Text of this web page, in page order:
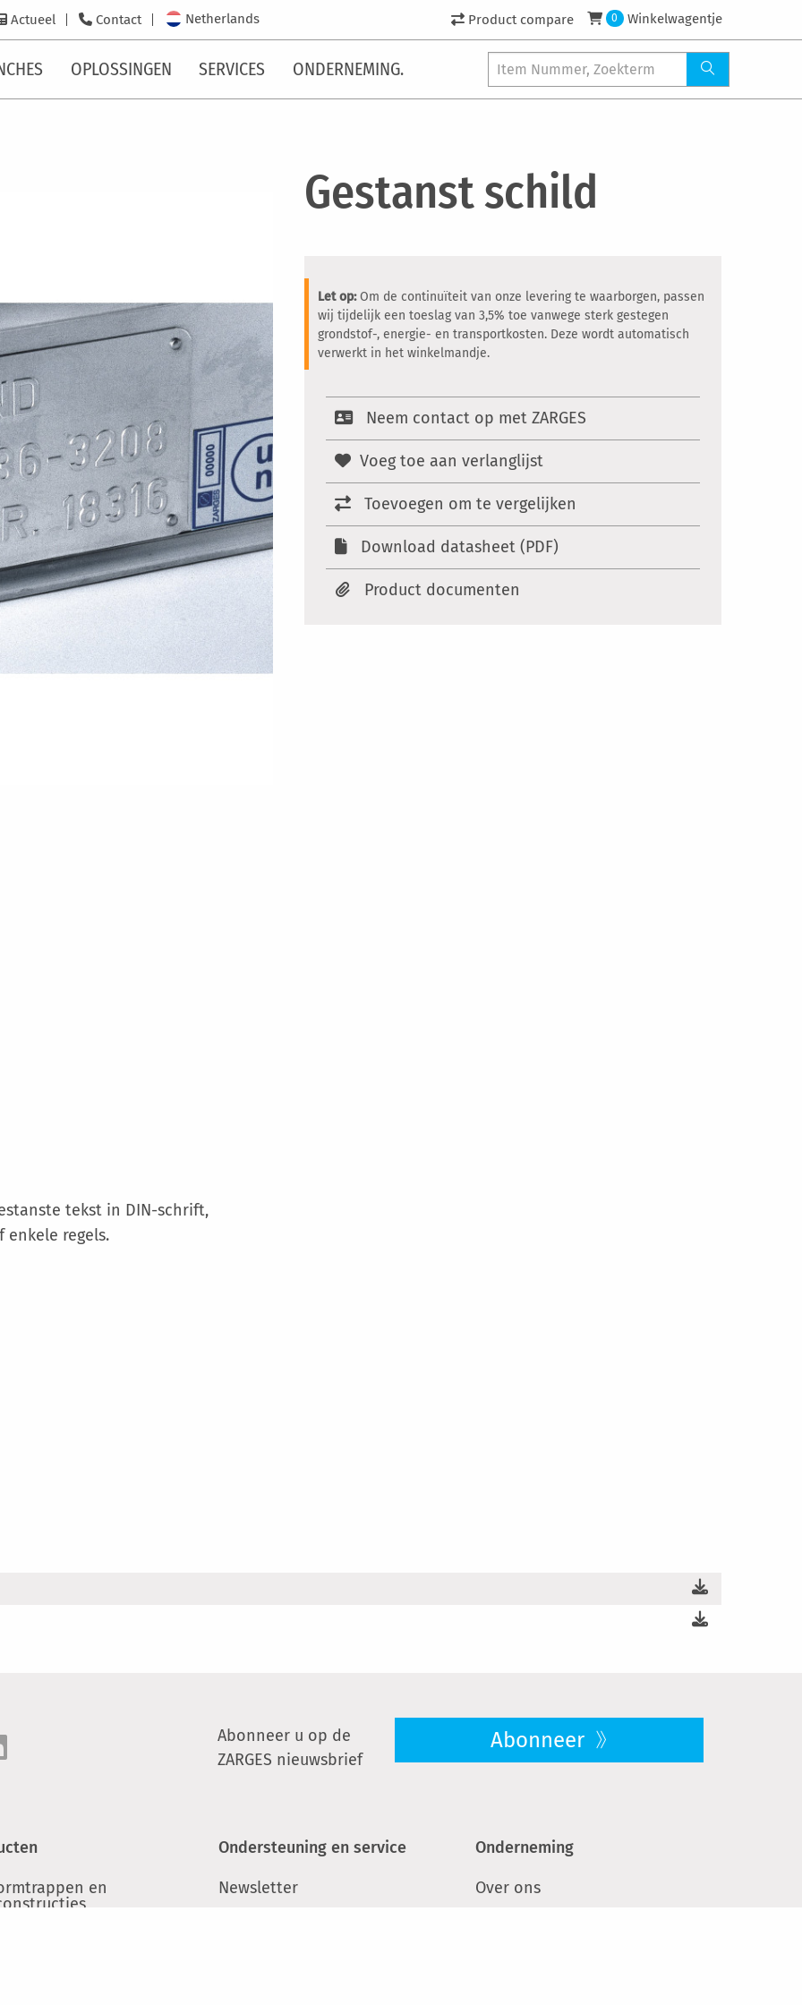
Actueel Contact Netherlands Product compare 0 Winkelwagentje
OPLOSSINGEN SERVICES ONDERNEMING.
Gestanst schild
Let op:Om de continuïteit van onze levering te waarborgen, passen
wij tijdelijk een toeslag van 3,5% toe vanwege sterk gestegen
grondstof-, energie- en transportkosten. Deze wordt automatisch
verwerkt in het winkelmandje.
Neem contact op met ZARGES
Voeg toe aan verlanglijst
Toevoegen om te vergelijken
Download datasheet (PDF)
Product documenten
tekst in DIN-schrift,
regels.
Abonneer u op de
ZARGES nieuwsbrief
Abonneer
en
Ondersteuning en service
Newsletter
Onderneming
Over ons